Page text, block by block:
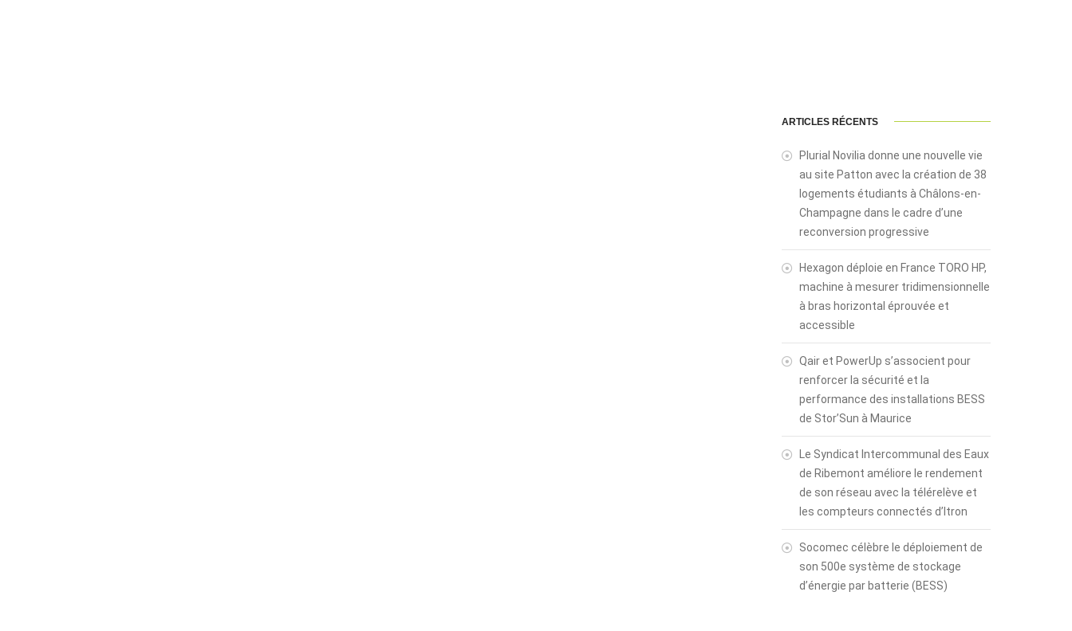
ARTICLES RÉCENTS
Plurial Novilia donne une nouvelle vie
au site Patton avec la création de 38
logements étudiants à Châlons-en-
Champagne dans le cadre d’une
reconversion progressive
Hexagon déploie en France TORO HP,
machine à mesurer tridimensionnelle
à bras horizontal éprouvée et
accessible
Qair et PowerUp s’associent pour
renforcer la sécurité et la
performance des installations BESS
de Stor’Sun à Maurice
Le Syndicat Intercommunal des Eaux
de Ribemont améliore le rendement
de son réseau avec la télérelève et
les compteurs connectés d’Itron
Socomec célèbre le déploiement de
son 500e système de stockage
d’énergie par batterie (BESS)